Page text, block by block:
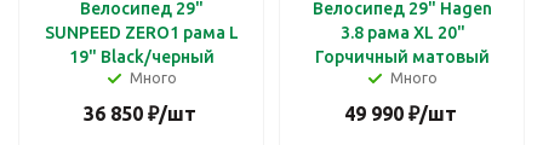
Велосипед 29"
SUNPEED ZERO1 рама L
19" Black/черный
Много
36 850₽/шт
Велосипед 29" Hagen
3.8 рама ХL 20"
Горчичный матовый
Много
49 990₽/шт